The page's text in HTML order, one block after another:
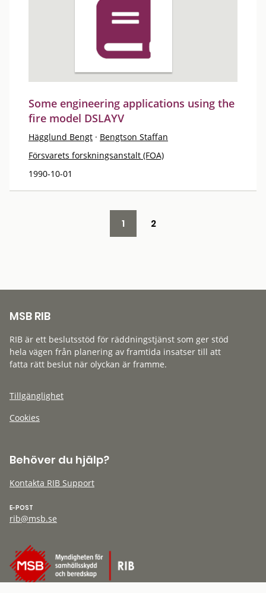
Some engineering applications using the
fire model DSLAYV
Hägglund Bengt · Bengtson Staffan
Försvarets forskningsanstalt (FOA)
1990-10-01
1 2
MSB RIB
RIB är ett beslutsstöd för räddningstjänst som ger stöd
hela vägen från planering av framtida insatser till att
fatta rätt beslut när olyckan är framme.
Tillgänglighet
Cookies
Behöver du hjälp?
Kontakta RIB Support
E-POST
rib@msb.se